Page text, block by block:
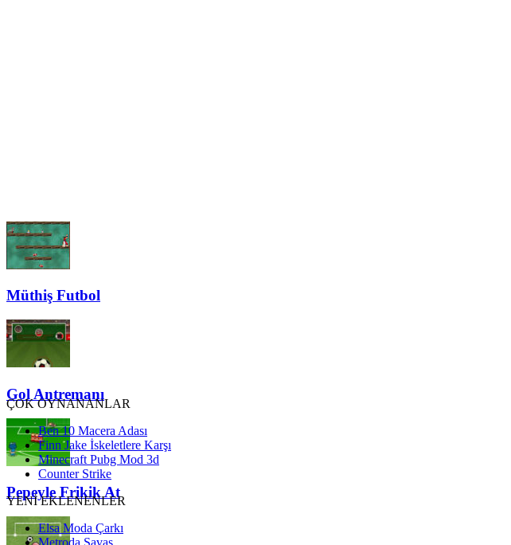
Müthiş Futbol
Gol Antremanı
Pepeyle Frikik At
ÇOK OYNANANLAR
Ben 10 Macera Adası
Finn Jake İskeletlere Karşı
Minecraft Pubg Mod 3d
Counter Strike
YENİ EKLENENLER
Elsa Moda Çarkı
Metroda Savaş